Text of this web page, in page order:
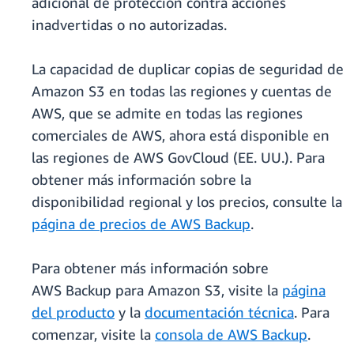
inadvertidas o no autorizadas.
La capacidad de duplicar copias de seguridad de
Amazon S3 en todas las regiones y cuentas de
AWS, que se admite en todas las regiones
comerciales de AWS, ahora está disponible en
las regiones de AWS GovCloud (EE. UU.). Para
obtener más información sobre la
disponibilidad regional y los precios, consulte la
página de precios de AWS Backup.
Para obtener más información sobre
AWS Backup para Amazon S3, visite la página
del producto y la documentación técnica. Para
comenzar, visite la consola de AWS Backup.